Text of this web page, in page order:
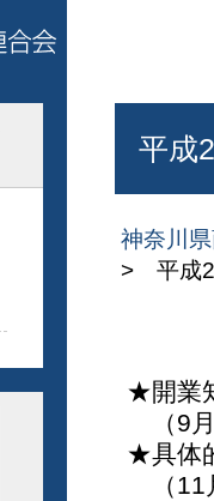
平成
神奈川
> 平成
★開業
（9月
★具体
（11